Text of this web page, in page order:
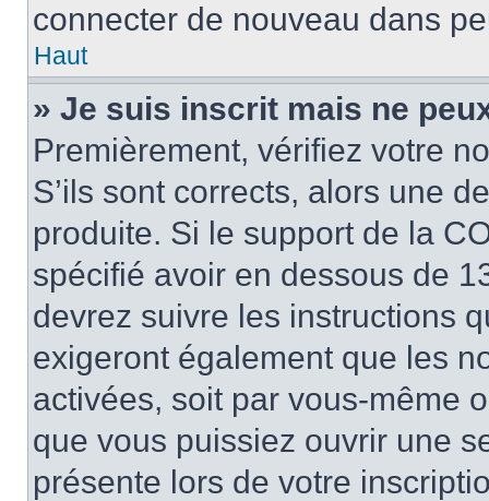
connecter de nouveau dans
Haut
» Je suis inscrit mais ne
Premièrement, vérifiez votre
S’ils sont corrects, alors une
produite. Si le support de la
spécifié avoir en dessous de
devrez suivre les instructions
exigeront également que les
activées, soit par vous-même
que vous puissiez ouvrir une
présente lors de votre